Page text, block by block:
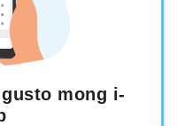
mong i-